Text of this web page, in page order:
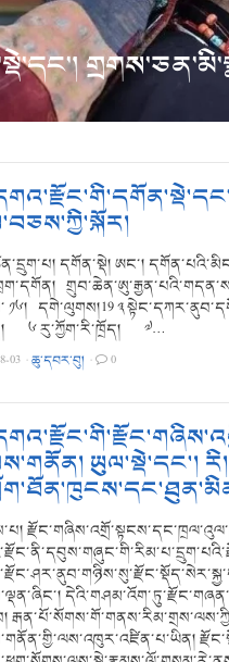
དགོན་སྡེ། ཨང་།
༡༦། དགེ་ལུགས།19 ༣
༦ རུ་ཀྱོག་རི་ཁྲོད། ༧…
03 ·ཆུ་དབར་བུ། · 0
ཡུལ་སྡེ་དང་།